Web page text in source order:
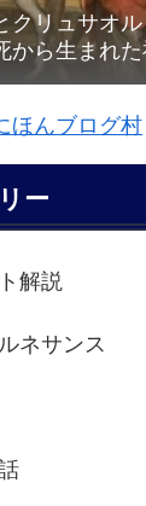
クリュサオ
から生まれ
ほんブログ村
ー
解説
ネサンス